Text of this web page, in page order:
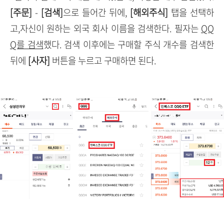
[주문] - [검색]으로 들어간 뒤에, [해외주식] 탭을 선택하
고,자신이 원하는 외국 회사 이름을 검색한다. 필자는 QQ
Q를 검색했다. 검색 이후에는 구매할 주식 개수를 검색한
뒤에 [사자] 버튼을 누르고 구매하면 된다.